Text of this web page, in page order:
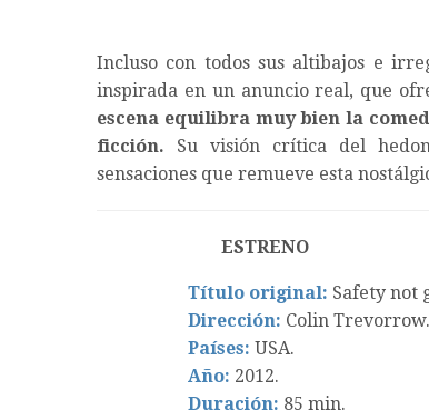
Incluso con todos sus altibajos e
inspirada en un anuncio real, que
escena equilibra muy bien la
ficción. Su visión crítica del
sensaciones que remueve esta
ESTRENO
Título original: Safety not
Dirección: Colin Trevorrow.
Países: USA.
Año: 2012.
Duración: 85 min.